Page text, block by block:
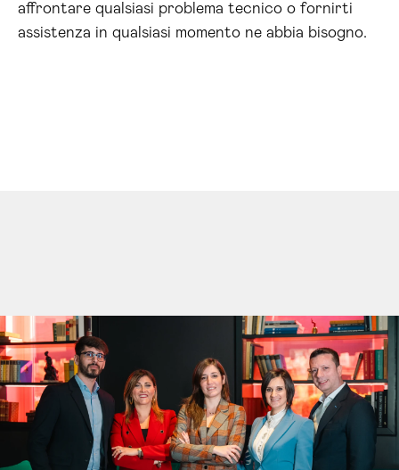
affrontare qualsiasi problema tecnico o fornirti
assistenza in qualsiasi momento ne abbia bisogno.